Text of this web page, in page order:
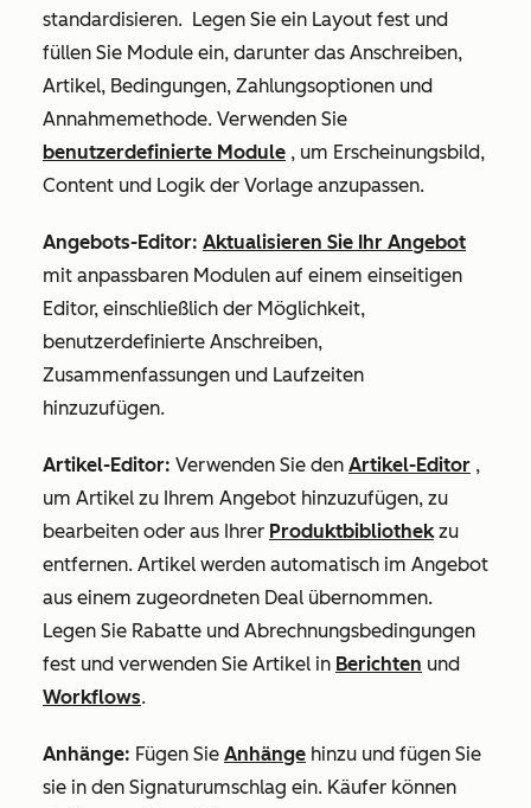
standardisieren. Legen Sie ein Layout fest und
füllen Sie Module ein, darunter das Anschreiben,
Artikel, Bedingungen, Zahlungsoptionen und
Annahmemethode. Verwenden Sie
benutzerdefinierte Module , um Erscheinungsbild,
Content und Logik der Vorlage anzupassen.
Angebots-Editor: Aktualisieren Sie Ihr Angebot
mit anpassbaren Modulen auf einem einseitigen
Editor, einschließlich der Möglichkeit,
benutzerdefinierte Anschreiben,
Zusammenfassungen und Laufzeiten
hinzuzufügen.
Artikel-Editor: Verwenden Sie den Artikel-Editor ,
um Artikel zu Ihrem Angebot hinzuzufügen, zu
bearbeiten oder aus Ihrer Produktbibliothekzu
entfernen. Artikel werden automatisch im Angebot
aus einem zugeordneten Deal übernommen.
Legen Sie Rabatte und Abrechnungsbedingungen
fest und verwenden Sie Artikel in Berichten und
Workflows.
Anhänge: Fügen Sie Anhänge hinzu und fügen Sie
sie in den Signaturumschlag ein. Käufer können